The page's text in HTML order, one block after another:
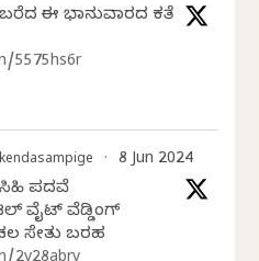
ಈ ಭಾನುವಾರದ ಕತೆ
5575hs6r
· 8 Jun 2024
ಪದವೆ
ವೈಟ್ ವೆಡ್ಡಿಂಗ್
ಸೇತು ಬರಹ